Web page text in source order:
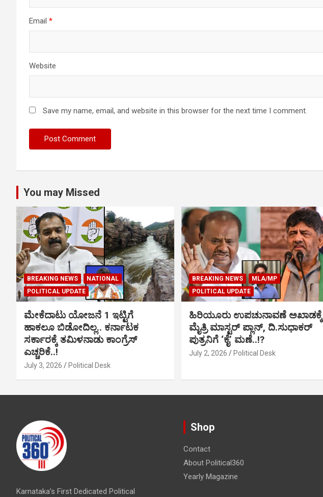
Email *
Website
Save my name, email, and website in this browser for the next time I comment.
You may Missed
BREAKING NEWS
NATIONAL
POLITICAL UPDATE
ಮೇಕೆದಾಟು ಯೋಜನೆ 1 ಇಟ್ಟಿಗೆ
ಹಾಕಲೂ ಬಿಡೋದಿಲ್ಲ.. ಕರ್ನಾಟಕ
ಸರ್ಕಾರಕ್ಕೆ ತಮಿಳನಾಡು ಕಾಂಗ್ರೆಸ್
ಎಚ್ಚರಿಕೆ..!
July 3, 2026 Political Desk
BREAKING NEWS
MLA/MP
POLITICAL UPDATE
ಹಿರಿಯೂರು ಉಪಚುನಾವಣೆ ಅಖಾಡಕ್ಕೆ
ಮೈತ್ರಿ ಮಾಸ್ಟರ್ ಪ್ಲಾನ್, ದಿ.ಸುಧಾಕರ್
ಪುತ್ರನಿಗೆ ‘ಕೈ’ ಮಣೆ..!?
July 2, 2026 Political Desk
Karnataka’s First Dedicated Political
Shop
Contact
About Political360
Yearly Magazine